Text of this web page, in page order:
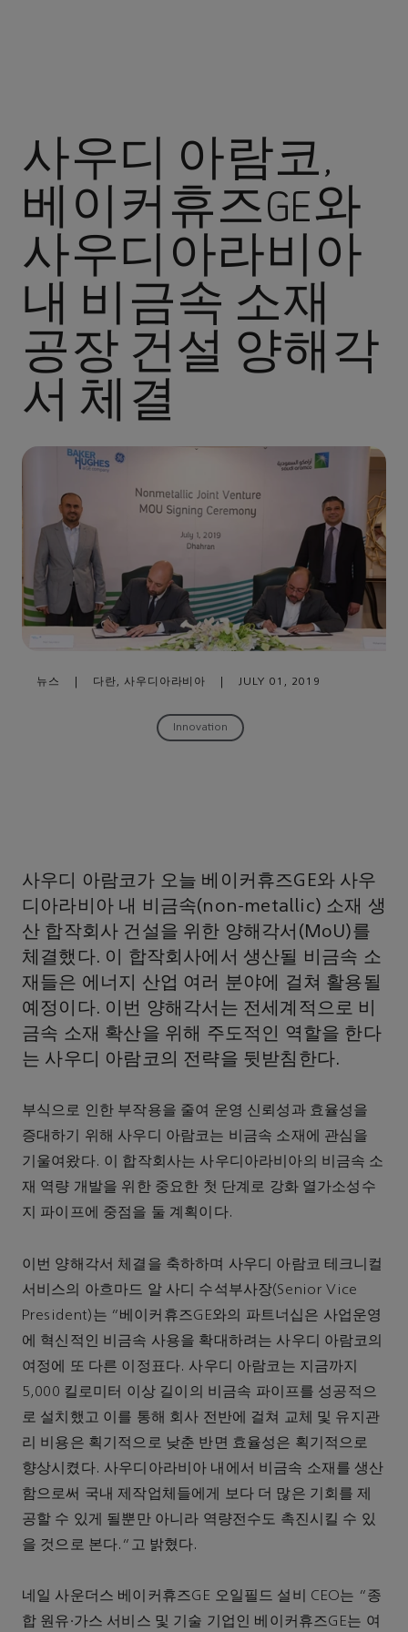
사우디 아람코,
베이커휴즈GE와
사우디아라비아
내 비금속 소재
공장 건설 양해각
서 체결
뉴스 다란, 사우디아라비아 JULY 01, 2019
Innovation
사우디 아람코가 오늘 베이커휴즈GE와 사우
디아라비아 내 비금속(non-metallic) 소재 생
산 합작회사 건설을 위한 양해각서(MoU)를
체결했다. 이 합작회사에서 생산될 비금속 소
재들은 에너지 산업 여러 분야에 걸쳐 활용될
예정이다. 이번 양해각서는 전세계적으로 비
금속 소재 확산을 위해 주도적인 역할을 한다
는 사우디 아람코의 전략을 뒷받침한다.
부식으로 인한 부작용을 줄여 운영 신뢰성과 효율성을
증대하기 위해 사우디 아람코는 비금속 소재에 관심을
기울여왔다. 이 합작회사는 사우디아라비아의 비금속 소
재 역량 개발을 위한 중요한 첫 단계로 강화 열가소성수
지 파이프에 중점을 둘 계획이다.
이번 양해각서 체결을 축하하며 사우디 아람코 테크니컬
서비스의 아흐마드 알 사디 수석부사장(Senior Vice
President)는 “베이커휴즈GE와의 파트너십은 사업운영
에 혁신적인 비금속 사용을 확대하려는 사우디 아람코의
여정에 또 다른 이정표다. 사우디 아람코는 지금까지
5,000 킬로미터 이상 길이의 비금속 파이프를 성공적으
로 설치했고 이를 통해 회사 전반에 걸쳐 교체 및 유지관
리 비용은 획기적으로 낮춘 반면 효율성은 획기적으로
향상시켰다. 사우디아라비아 내에서 비금속 소재를 생산
함으로써 국내 제작업체들에게 보다 더 많은 기회를 제
공할 수 있게 될뿐만 아니라 역량전수도 촉진시킬 수 있
을 것으로 본다.”고 밝혔다.
네일 사운더스 베이커휴즈GE 오일필드 설비 CEO는 “종
합 원유∙가스 서비스 및 기술 기업인 베이커휴즈GE는 여